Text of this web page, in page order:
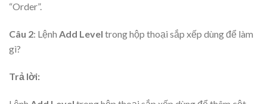
“Order”.
Câu 2: Lệnh Add Level trong hộp thoại sắp xếp dùng để làm
gì?
Trả lời: